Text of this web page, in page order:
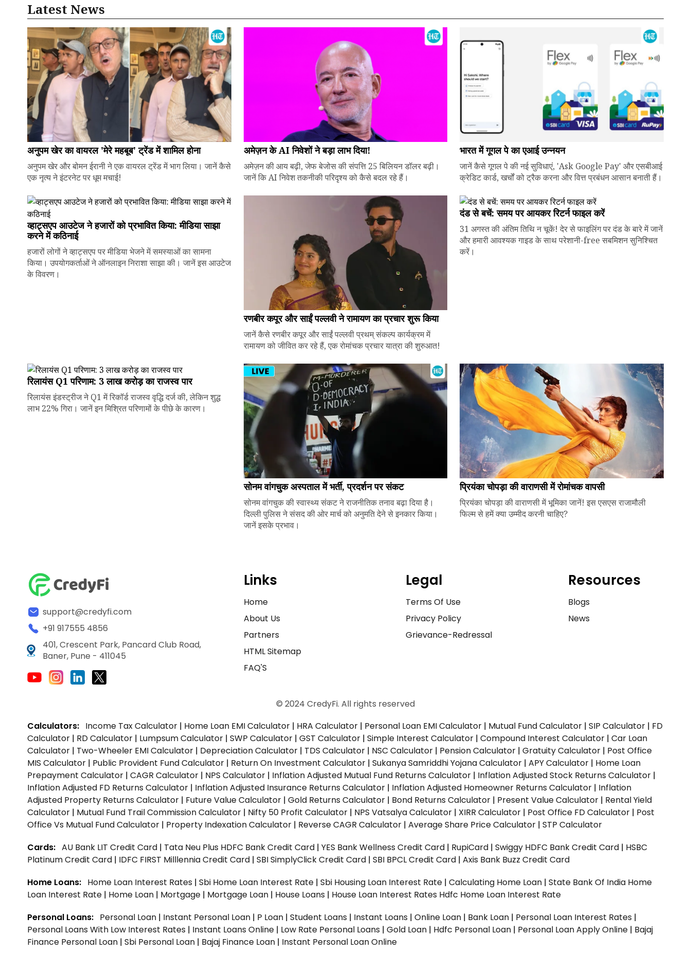
Latest News
अनुपम खेर का वायरल 'मेरे महबूब' ट्रेंड में शामिल होना
अनुपम खेर और बोमन ईरानी ने एक वायरल ट्रेंड में भाग लिया। जानें कैसे
एक नृत्य ने इंटरनेट पर धूम मचाई!
अमेज़न के AI निवेशों ने बड़ा लाभ दिया!
अमेज़न की आय बढ़ी, जेफ बेजोस की संपत्ति 25 बिलियन डॉलर बढ़ी।
जानें कि AI निवेश तकनीकी परिदृश्य को कैसे बदल रहे हैं।
भारत में गूगल पे का एआई उन्नयन
जानें कैसे गूगल पे की नई सुविधाएं, 'Ask Google Pay' और एसबीआई
क्रेडिट कार्ड, खर्चों को ट्रैक करना और वित्त प्रबंधन आसान बनाती हैं।
व्हाट्सएप आउटेज ने हजारों को प्रभावित किया: मीडिया साझा
करने में कठिनाई
हजारों लोगों ने व्हाट्सएप पर मीडिया भेजने में समस्याओं का सामना
किया। उपयोगकर्ताओं ने ऑनलाइन निराशा साझा की। जानें इस आउटेज
के विवरण।
रणबीर कपूर और साईं पल्लवी ने रामायण का प्रचार शुरू किया
जानें कैसे रणबीर कपूर और साईं पल्लवी प्रथम् संकल्प कार्यक्रम में
रामायण को जीवित कर रहे हैं, एक रोमांचक प्रचार यात्रा की शुरुआत!
दंड से बचें: समय पर आयकर रिटर्न फाइल करें
31 अगस्त की अंतिम तिथि न चूकें! देर से फाइलिंग पर दंड के बारे में जानें
और हमारी आवश्यक गाइड के साथ परेशानी-free सबमिशन सुनिश्चित
करें।
रिलायंस Q1 परिणाम: ₹3 लाख करोड़ का राजस्व पार
रिलायंस इंडस्ट्रीज ने Q1 में रिकॉर्ड राजस्व वृद्धि दर्ज की, लेकिन शुद्ध
लाभ 22% गिरा। जानें इन मिश्रित परिणामों के पीछे के कारण।
सोनम वांगचुक अस्पताल में भर्ती, प्रदर्शन पर संकट
सोनम वांगचुक की स्वास्थ्य संकट ने राजनीतिक तनाव बढ़ा दिया है।
दिल्ली पुलिस ने संसद की ओर मार्च को अनुमति देने से इनकार किया।
जानें इसके प्रभाव।
प्रियंका चोपड़ा की वाराणसी में रोमांचक वापसी
प्रियंका चोपड़ा की वाराणसी में भूमिका जानें! इस एसएस राजामौली
फिल्म से हमें क्या उम्मीद करनी चाहिए?
support@credyfi.com
+91 917555 4856
401, Crescent Park, Pancard Club Road,
Baner, Pune - 411045
Links
Home
About Us
Partners
HTML Sitemap
FAQ'S
Legal
Terms Of Use
Privacy Policy
Grievance-Redressal
Resources
Blogs
News
© 2024 CredyFi. All rights reserved
Calculators: Income Tax Calculator | Home Loan EMI Calculator | HRA Calculator | Personal Loan EMI Calculator | Mutual Fund Calculator | SIP Calculator | FD
Calculator | RD Calculator | Lumpsum Calculator | SWP Calculator | GST Calculator | Simple Interest Calculator | Compound Interest Calculator | Car Loan
Calculator | Two-Wheeler EMI Calculator | Depreciation Calculator | TDS Calculator | NSC Calculator | Pension Calculator | Gratuity Calculator | Post Office
MIS Calculator | Public Provident Fund Calculator | Return On Investment Calculator | Sukanya Samriddhi Yojana Calculator | APY Calculator | Home Loan
Prepayment Calculator | CAGR Calculator | NPS Calculator | Inflation Adjusted Mutual Fund Returns Calculator | Inflation Adjusted Stock Returns Calculator |
Inflation Adjusted FD Returns Calculator | Inflation Adjusted Insurance Returns Calculator | Inflation Adjusted Homeowner Returns Calculator | Inflation
Adjusted Property Returns Calculator | Future Value Calculator | Gold Returns Calculator | Bond Returns Calculator | Present Value Calculator | Rental Yield
Calculator | Mutual Fund Trail Commission Calculator | Nifty 50 Profit Calculator | NPS Vatsalya Calculator | XIRR Calculator | Post Office FD Calculator | Post
Office Vs Mutual Fund Calculator | Property Indexation Calculator | Reverse CAGR Calculator | Average Share Price Calculator | STP Calculator
Cards: AU Bank LIT Credit Card | Tata Neu Plus HDFC Bank Credit Card | YES Bank Wellness Credit Card | RupiCard | Swiggy HDFC Bank Credit Card | HSBC
Platinum Credit Card | IDFC FIRST Milllennia Credit Card | SBI SimplyClick Credit Card | SBI BPCL Credit Card | Axis Bank Buzz Credit Card
Home Loans: Home Loan Interest Rates | Sbi Home Loan Interest Rate | Sbi Housing Loan Interest Rate | Calculating Home Loan | State Bank Of India Home
Loan Interest Rate | Home Loan | Mortgage | Mortgage Loan | House Loans | House Loan Interest Rates Hdfc Home Loan Interest Rate
Personal Loans: Personal Loan | Instant Personal Loan | P Loan | Student Loans | Instant Loans | Online Loan | Bank Loan | Personal Loan Interest Rates |
Personal Loans With Low Interest Rates | Instant Loans Online | Low Rate Personal Loans | Gold Loan | Hdfc Personal Loan | Personal Loan Apply Online | Bajaj
Finance Personal Loan | Sbi Personal Loan | Bajaj Finance Loan | Instant Personal Loan Online